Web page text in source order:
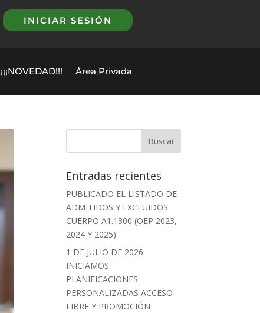
INICIAR SESIÓN
Área Privada
Entradas recientes
PUBLICADO EL LISTADO DE
ADMITIDOS Y EXCLUIDOS
CUERPO A1.1300 (OEP 2023,
2024 Y 2025)
1 DE JULIO DE 2026:
INICIAMOS
PLANIFICACIONES
PERSONALIZADAS ACCESO
LIBRE Y PROMOCIÓN